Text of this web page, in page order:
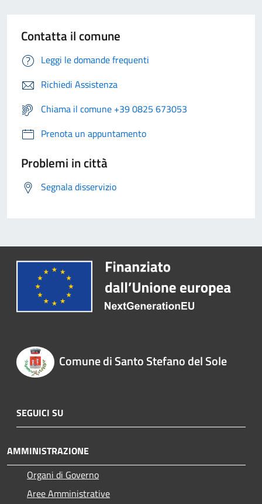
Contatta il comune
Leggi le domande frequenti
Richiedi Assistenza
Chiama il comune +39 0825 673053
Prenota un appuntamento
Problemi in città
Segnala disservizio
Comune di Santo Stefano del Sole
SEGUICI SU
AMMINISTRAZIONE
Organi di Governo
Aree Amministrative